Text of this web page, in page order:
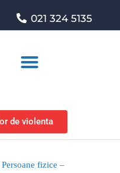
021 324 5135
de violenta
Persoane fizice –